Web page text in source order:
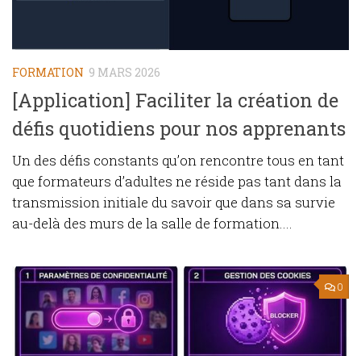
FORMATION 9 MARS 2026
[Application] Faciliter la création de
défis quotidiens pour nos apprenants
Un des défis constants qu’on rencontre tous en tant
que formateurs d’adultes ne réside pas tant dans la
transmission initiale du savoir que dans sa survie
au-delà des murs de la salle de formation....
0